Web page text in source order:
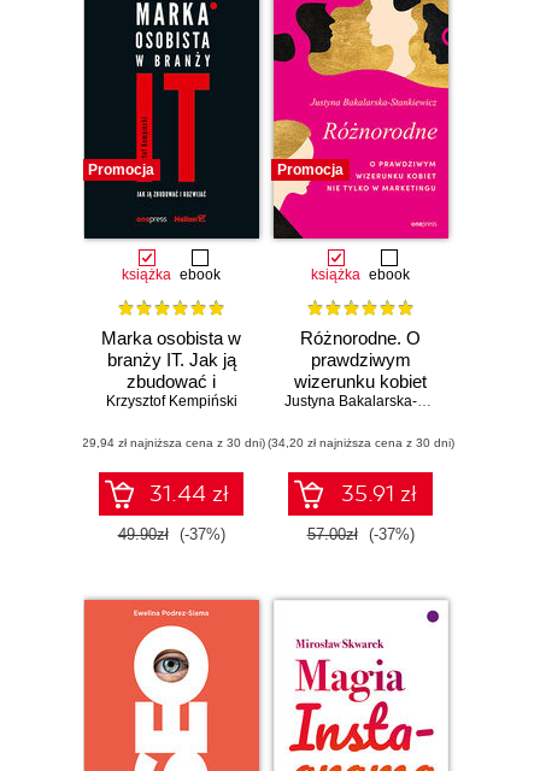
Promocja
książka ebook
Marka osobista w
branży IT. Jak ją
zbudować i
rozwijać
Krzysztof Kempiński
(29,94 zł najniższa cena z 30 dni)
31.44 zł
49.90zł (-37%)
Promocja
książka ebook
Różnorodne. O
prawdziwym
wizerunku kobiet
nie tylko w
Justyna Bakalarska-Stankiewicz
(34,20 zł najniższa cena z 30 dni)
35.91 zł
57.00zł (-37%)